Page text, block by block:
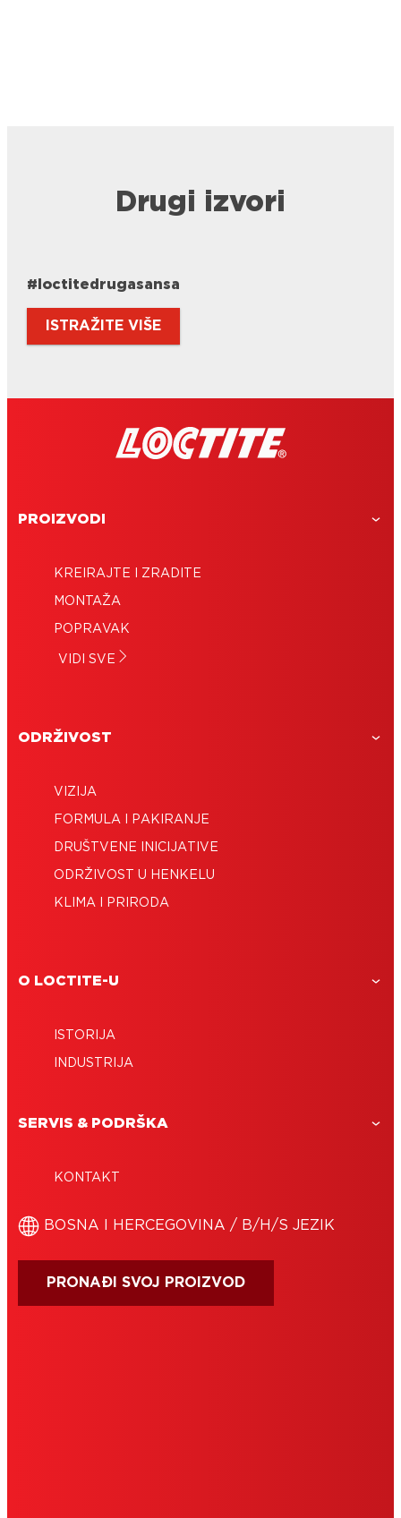
Drugi izvori
#loctitedrugasansa
ISTRAŽITE VIŠE
PROIZVODI
KREIRAJTE I ZRADITE
MONTAŽA
POPRAVAK
VIDI SVE
ODRŽIVOST
VIZIJA
FORMULA I PAKIRANJE
DRUŠTVENE INICIJATIVE
ODRŽIVOST U HENKELU
KLIMA I PRIRODA
O LOCTITE-U
ISTORIJA
INDUSTRIJA
SERVIS & PODRŠKA
KONTAKT
BOSNA I HERCEGOVINA / B/H/S JEZIK
PRONAĐI SVOJ PROIZVOD